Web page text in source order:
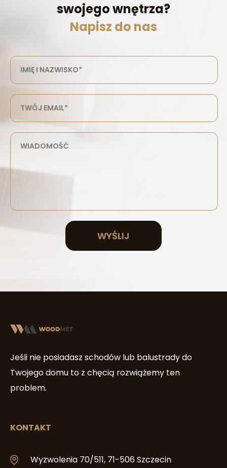
swojego wnętrza?
Napisz do nas
WYŚLIJ
Jeśli nie posiadasz schodów lub balustrady do
Twojego domu to z chęcią rozwiążemy ten
problem.
KONTAKT
Wyzwolenia 70/511, 71-506 Szczecin